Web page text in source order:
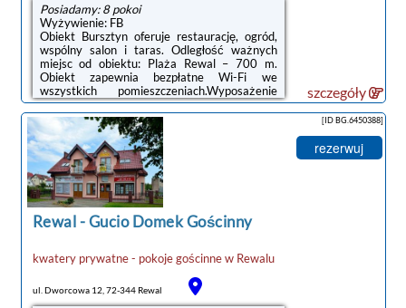
Posiadamy: 8 pokoi
Wyżywienie: FB
Obiekt Bursztyn oferuje restaurację, ogród,
wspólny salon i taras. Odległość ważnych
miejsc od obiektu: Plaża Rewal – 700 m.
Obiekt zapewnia bezpłatne Wi-Fi we
wszystkich pomieszczeniach.Wyposażenie
obejmuje również lodówkę i
czajnik.Serwowane jest śniadanie à la carte,
kontynentalne lub pełne
angielskieirlandzkie.Na miejscu dostępny jest
plac zabaw i sprzęt do grillowania, a w okolicy
panują doskonałe warunki do uprawiania
jazdy na rowerze.Odległość ważnych miejsc
od obiektu: PKP Kołobrzeg – 48 km, Molo w
Kołobrzegu – 49 km.Doba hotelowa od
godziny 14:30 do 10:00.Prosimy ...
szczegóły
Rewal-Gucio Domek Gościnny
kwatery prywatne - pokoje gościnnew Rewalu
ul. Dworcowa 12, 72-344 Rewal
[ID BG.6450388]
rezerwuj